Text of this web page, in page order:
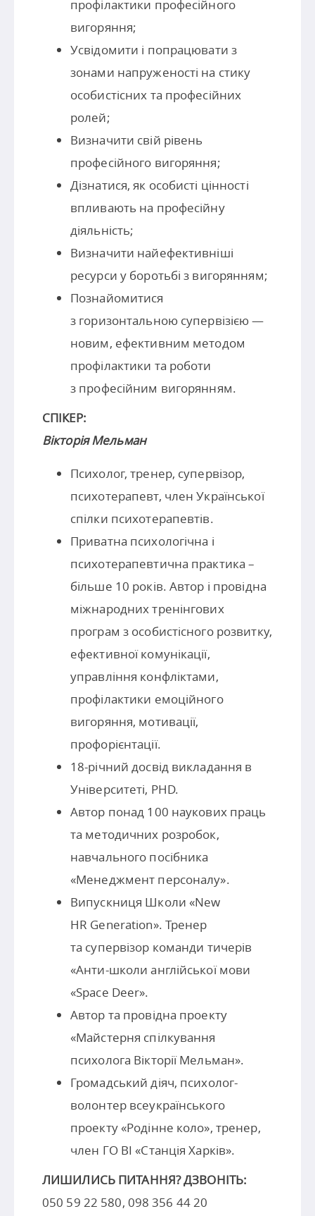
профілактики професійного
вигоряння;
Усвідомити і попрацювати з
зонами напруженості на стику
особистісних та професійних
ролей;
Визначити свій рівень
професійного вигоряння;
Дізнатися, як особисті цінності
впливають на професійну
діяльність;
Визначити найефективніші
ресурси у боротьбі з вигорянням;
Познайомитися
з горизонтальною супервізією —
новим, ефективним методом
профілактики та роботи
з професійним вигорянням.
СПІКЕР:
Вікторія Мельман
Психолог, тренер, супервізор,
психотерапевт, член Української
спілки психотерапевтів.
Приватна психологічна і
психотерапевтична практика –
більше 10 років. Автор і провідна
міжнародних тренінгових
програм з особистісного розвитку,
ефективної комунікації,
управління конфліктами,
профілактики емоційного
вигоряння, мотивації,
профорієнтації.
18-річний досвід викладання в
Університеті, PHD.
Автор понад 100 наукових праць
та методичних розробок,
навчального посібника
«Менеджмент персоналу».
Випускниця Школи «New
HR Generation». Тренер
та супервізор команди тичерів
«Анти-школи англійської мови
«Space Deer».
Автор та провідна проекту
«Майстерня спілкування
психолога Вікторії Мельман».
Громадський діяч, психолог-
волонтер всеукраїнського
проекту «Родінне коло», тренер,
член ГО ВІ «Станція Харків».
ЛИШИЛИСЬ ПИТАННЯ? ДЗВОНІТЬ:
050 59 22 580, 098 356 44 20